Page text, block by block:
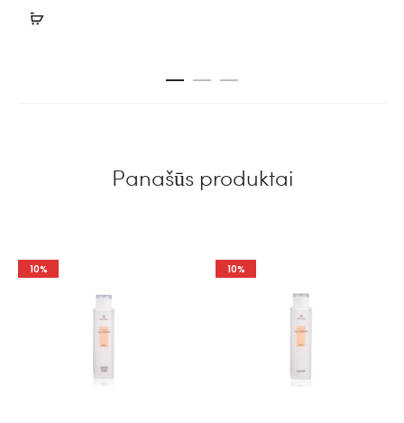
Panašūs produktai
10% 10%